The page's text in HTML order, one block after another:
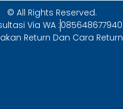
© All Rights Reserved.
Via WA :085648677940
Return Dan Cara Return